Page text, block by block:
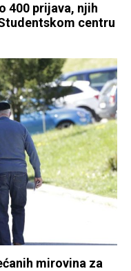
400 prijava, njih
centru
mirovina za